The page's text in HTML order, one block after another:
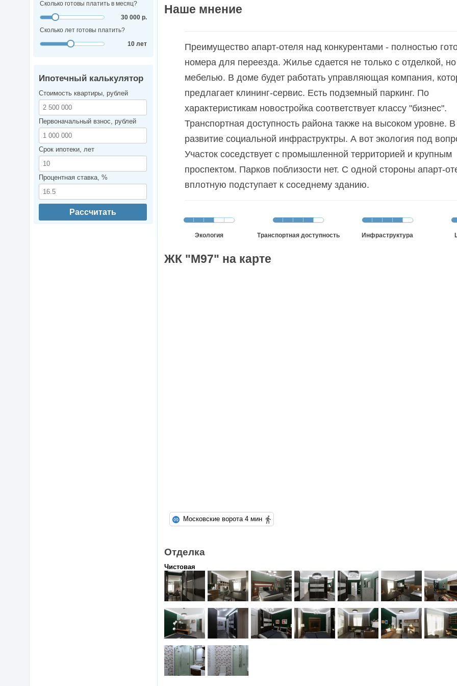
Наше мнение
Преимущество апарт-отеля над конкурентами - полностью
номера для переезда. Жилье сдается не только с отделкой,
мебелью. В доме будет работать управляющая компания,
предлагает клининг-сервис. Есть подземный паркинг. По
характеристикам новостройка соответствует классу "бизнес".
Транспортная доступность района также на высоком уровне.
развитие социальной инфраструктры. А вот экология под
Участок соседствует с промышленной территорией и крупным
проспектом. Парков поблизости нет. С одной стороны апарт-
вплотную подступает к соседнему зданию.
Экология Транспортная доступность Инфраструктура
ЖК "М97" на карте
Московские ворота 4 мин
Отделка
Чистовая
Сколько готовы платить в месяц?
30 000 р.
Сколько лет готовы платить?
10 лет
Ипотечный калькулятор
Стоимость квартиры, рублей
Первоначальный взнос, рублей
Срок ипотеки, лет
Процентная ставка, %
Рассчитать